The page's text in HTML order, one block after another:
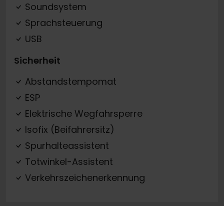
Soundsystem
Sprachsteuerung
USB
Sicherheit
Abstandstempomat
ESP
Elektrische Wegfahrsperre
Isofix (Beifahrersitz)
Spurhalteassistent
Totwinkel-Assistent
Verkehrszeichenerkennung